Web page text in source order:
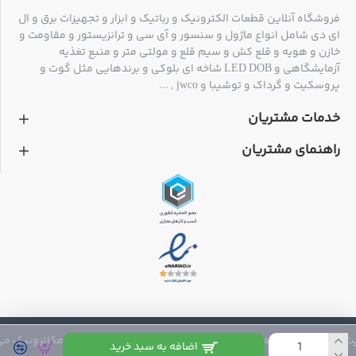
اضافه به سبد خرید
اندازه داخلی
فروشگاه آنلاین قطعات الکترونیک و رباتیک و ابزار و تجهیزات برق و ال
ای دی شامل انواع ماژول و سنسور و آی سی و ترانزیستور و مقاومت و
خازن و هویه و قلع کش و سیم قلع و مولتی متر و منبع تغذیه
آزمایشگاهی و LED DOB شاخه ای بلوکی و برندهایی مثل گوت و
پروسکیت و گرداک و توشیبا و jwco , ...
خدمات مشتریان
راهنمای مشتریان
فروشگاه مکاترونیک می باشد